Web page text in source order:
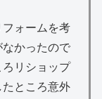
ォームを考
なかったので
リショップ
ところ意外